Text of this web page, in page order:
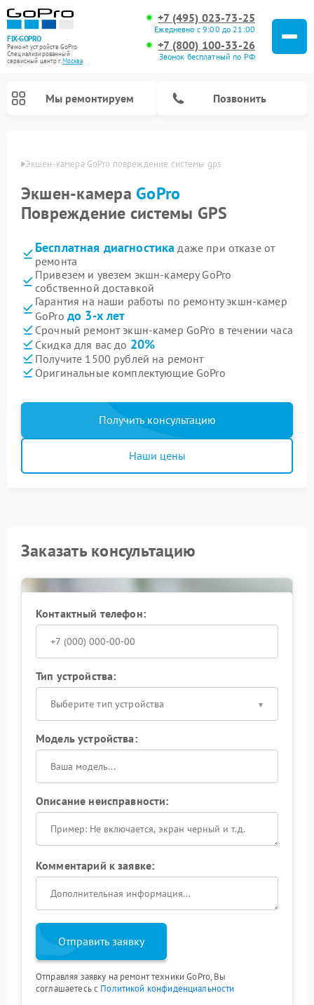
FIX-GOPRO
Ремонт устройств GoPro
Специализированный
cервисный центр г.Москва
+7 (495) 023-73-25
Ежедневно с 9:00 до 21:00
+7 (800) 100-33-26
Звонок бесплатный по РФ
Мы ремонтируем Позвонить
Экшен-камера GoPro повреждение системы gps
Экшен-камера GoPro
Повреждение системы GPS
Бесплатная диагностика даже при отказе от
ремонта
Привезем и увезем экшн-камеру GoPro
собственной доставкой
Гарантия на наши работы по ремонту экшн-камер
GoPro до 3-х лет
Срочный ремонт экшн-камер GoPro в течении часа
Скидка для вас до 20%
Получите 1500 рублей на ремонт
Оригинальные комплектующие GoPro
Получить консультацию
Наши цены
Заказать консультацию
Контактный телефон:
Тип устройства:
Выберите тип устройства
Модель устройства:
Описание неисправности:
Комментарий к заявке:
Отправить заявку
Отправляя заявку на ремонт техники GoPro, Вы
соглашаетесь с Политикой конфиденциальности